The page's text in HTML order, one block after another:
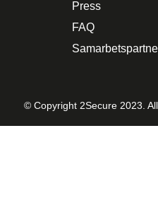
Press
FAQ
© Copyright 2Secure 2023.